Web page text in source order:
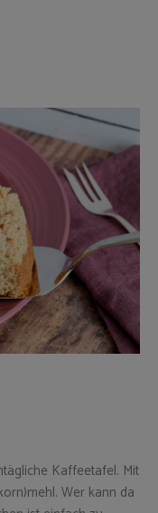
Kaffeetafel. Mit
Wer kann da